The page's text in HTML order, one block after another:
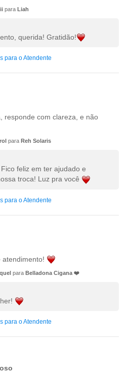
para Liah
querida! Gratidão!
para o Atendente
responde com clareza, e não
para Reh Solaris
feliz em ter ajudado e
troca! Luz pra você
para o Atendente
atendimento!
para Belladona Cigana ❤️
para o Atendente